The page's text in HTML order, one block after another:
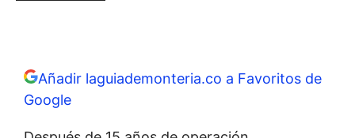
Añadir laguiademonteria.co a Favoritos de
Google